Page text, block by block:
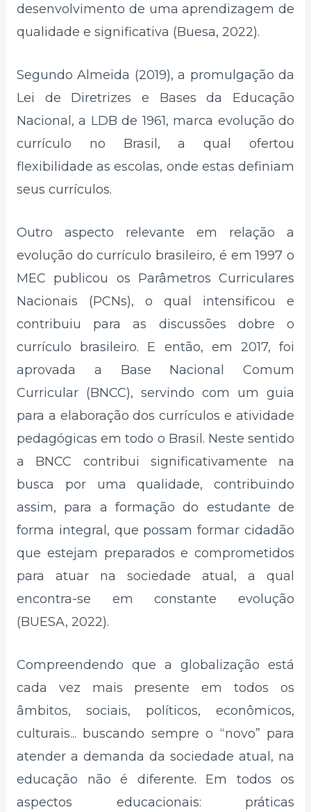
desenvolvimento de uma aprendizagem de
qualidade e significativa (Buesa, 2022).
Segundo Almeida (2019), a promulgação da
Lei de Diretrizes e Bases da Educação
Nacional, a LDB de 1961, marca evolução do
currículo no Brasil, a qual ofertou
flexibilidade as escolas, onde estas definiam
seus currículos.
Outro aspecto relevante em relação a
evolução do currículo brasileiro, é em 1997 o
MEC publicou os Parâmetros Curriculares
Nacionais (PCNs), o qual intensificou e
contribuiu para as discussões dobre o
currículo brasileiro. E então, em 2017, foi
aprovada a Base Nacional Comum
Curricular (BNCC), servindo com um guia
para a elaboração dos currículos e atividade
pedagógicas em todo o Brasil. Neste sentido
a BNCC contribui significativamente na
busca por uma qualidade, contribuindo
assim, para a formação do estudante de
forma integral, que possam formar cidadão
que estejam preparados e comprometidos
para atuar na sociedade atual, a qual
encontra-se em constante evolução
(BUESA, 2022).
Compreendendo que a globalização está
cada vez mais presente em todos os
âmbitos, sociais, políticos, econômicos,
culturais... buscando sempre o “novo” para
atender a demanda da sociedade atual, na
educação não é diferente. Em todos os
aspectos educacionais: práticas